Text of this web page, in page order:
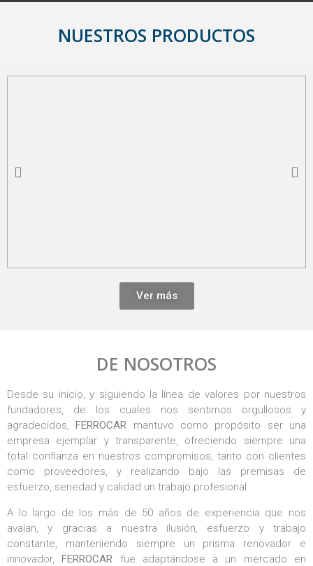
NUESTROS PRODUCTOS
Ver más
DE NOSOTROS
Desde su inicio, y siguiendo la línea de valores por nuestros
fundadores, de los cuales nos sentimos orgullosos y
agradecidos, FERROCAR mantuvo como propósito ser una
empresa ejemplar y transparente, ofreciendo siempre una
total confianza en nuestros compromisos, tanto con clientes
como proveedores, y realizando bajo las premisas de
esfuerzo, seriedad y calidad un trabajo profesional.
A lo largo de los más de 50 años de experiencia que nos
avalan, y gracias a nuestra ilusión, esfuerzo y trabajo
constante, manteniendo siempre un prisma renovador e
innovador,FERROCAR fue adaptándose a un mercado en